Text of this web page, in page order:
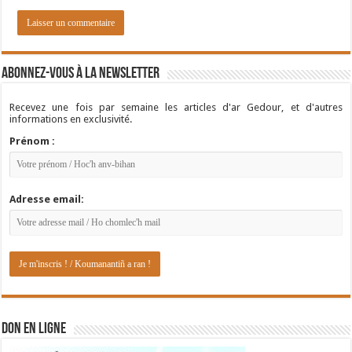
Abonnez-vous à la newsletter
Recevez une fois par semaine les articles d'ar Gedour, et d'autres
informations en exclusivité.
Prénom :
Adresse email:
DON EN LIGNE